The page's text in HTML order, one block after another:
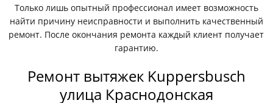
Только лишь опытный профессионал имеет возможность
найти причину неисправности и выполнить качественный
ремонт. После окончания ремонта каждый клиент получает
гарантию.
Ремонт вытяжек Kuppersbusch
улица Краснодонская